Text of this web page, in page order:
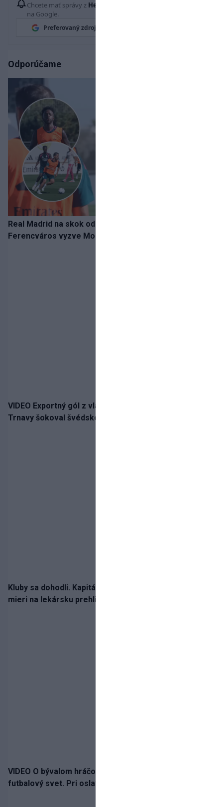
Chcete mať správy z Hetrik.sk
na Google.
Preferovaný zdroj
Odporúčame
Real Madrid na skok od Slovenska: Borbélyho
Ferencváros vyzve Mourinhove hviezdy
VIDEO Exportný gól z vlastnej polovice: Bývalý útočník
Trnavy šokoval švédskeho giganta
Kluby sa dohodli. Kapitán Sparty Praha Lukáš Haraslín
mieri na lekársku prehliadku
VIDEO O bývalom hráčovi Zlatých Moraviec hovorí celý
futbalový svet. Pri oslave gólu sa prepadol do turnela